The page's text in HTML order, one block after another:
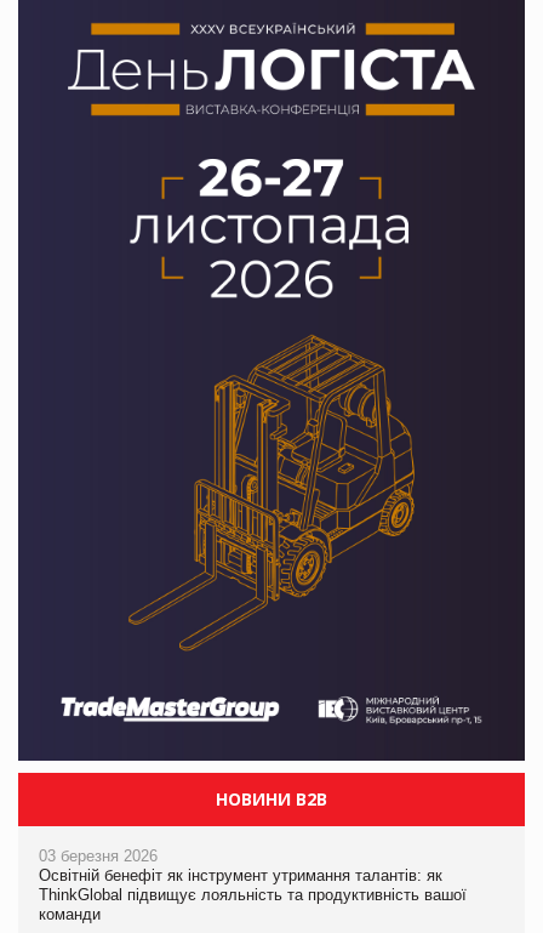
НОВИНИ B2B
03 березня 2026
Освітній бенефіт як інструмент утримання талантів: як
ThinkGlobal підвищує лояльність та продуктивність вашої
команди